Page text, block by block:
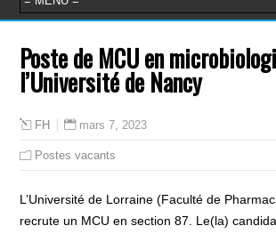
Poste de MCU en
l’Université de Nancy
FH mars 7, 2023
Postes vacants
L’Université de Lorraine (Faculté de
recrute un MCU en section 87. Le(la)